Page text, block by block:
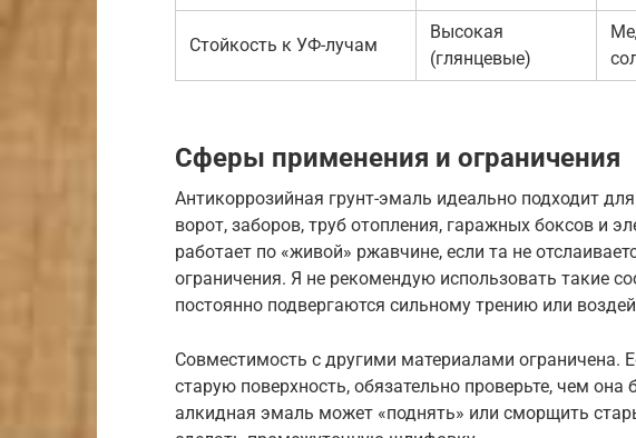
Стойкость к УФ-лучам
Высокая
(глянцевые)
Сферы применения и ограничения
Антикоррозийная грунт-эмаль идеально подходит
ворот, заборов, труб отопления, гаражных боксов и
работает по «живой» ржавчине, если та не
ограничения. Я не рекомендую использовать такие
постоянно подвергаются сильному трению или
Совместимость с другими материалами ограничена.
старую поверхность, обязательно проверьте, чем
алкидная эмаль может «поднять» или сморщить